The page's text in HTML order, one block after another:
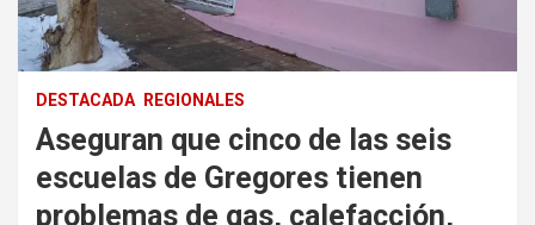
DESTACADA REGIONALES
Aseguran que cinco de las seis
escuelas de Gregores tienen
problemas de gas, calefacción,